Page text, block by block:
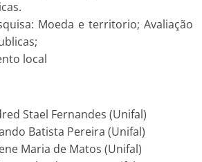
Moeda e territorio; Avaliação
local
Stael Fernandes (Unifal)
Batista Pereira (Unifal)
Maria de Matos (Unifal)